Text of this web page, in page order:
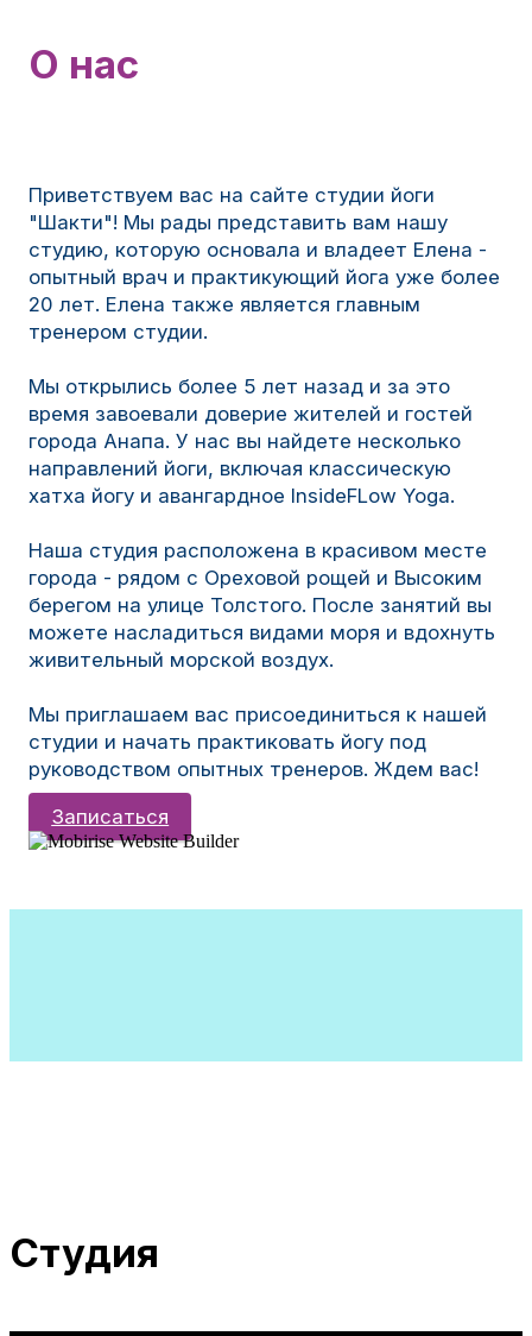
О нас
Приветствуем вас на сайте студии йоги
"Шакти"! Мы рады представить вам нашу
студию, которую основала и владеет Елена -
опытный врач и практикующий йога уже более
20 лет. Елена также является главным
тренером студии.
Мы открылись более 5 лет назад и за это
время завоевали доверие жителей и гостей
города Анапа. У нас вы найдете несколько
направлений йоги, включая классическую
хатха йогу и авангардное InsideFLow Yoga.
Наша студия расположена в красивом месте
города - рядом с Ореховой рощей и Высоким
берегом на улице Толстого. После занятий вы
можете насладиться видами моря и вдохнуть
живительный морской воздух.
Мы приглашаем вас присоединиться к нашей
студии и начать практиковать йогу под
руководством опытных тренеров. Ждем вас!
Записаться
Студия